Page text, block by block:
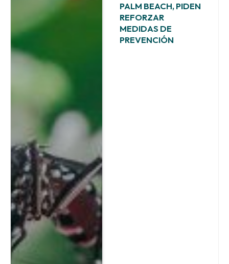
PALM BEACH, PIDEN
REFORZAR
MEDIDAS DE
PREVENCIÓN